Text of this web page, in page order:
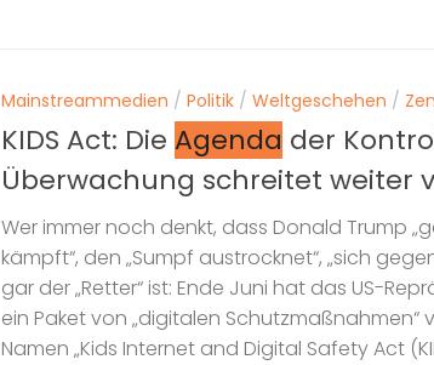
Mainstreammedien / Politik / Weltgeschehen /
KIDS Act: Die Agenda der
Überwachung schreitet weiter
Wer immer noch denkt, dass Donald Trump
kämpft“, den „Sumpf austrocknet“, „sich
gar der „Retter“ ist: Ende Juni hat das US-
ein Paket von „digitalen
Namen „Kids Internet and Digital Safety Act